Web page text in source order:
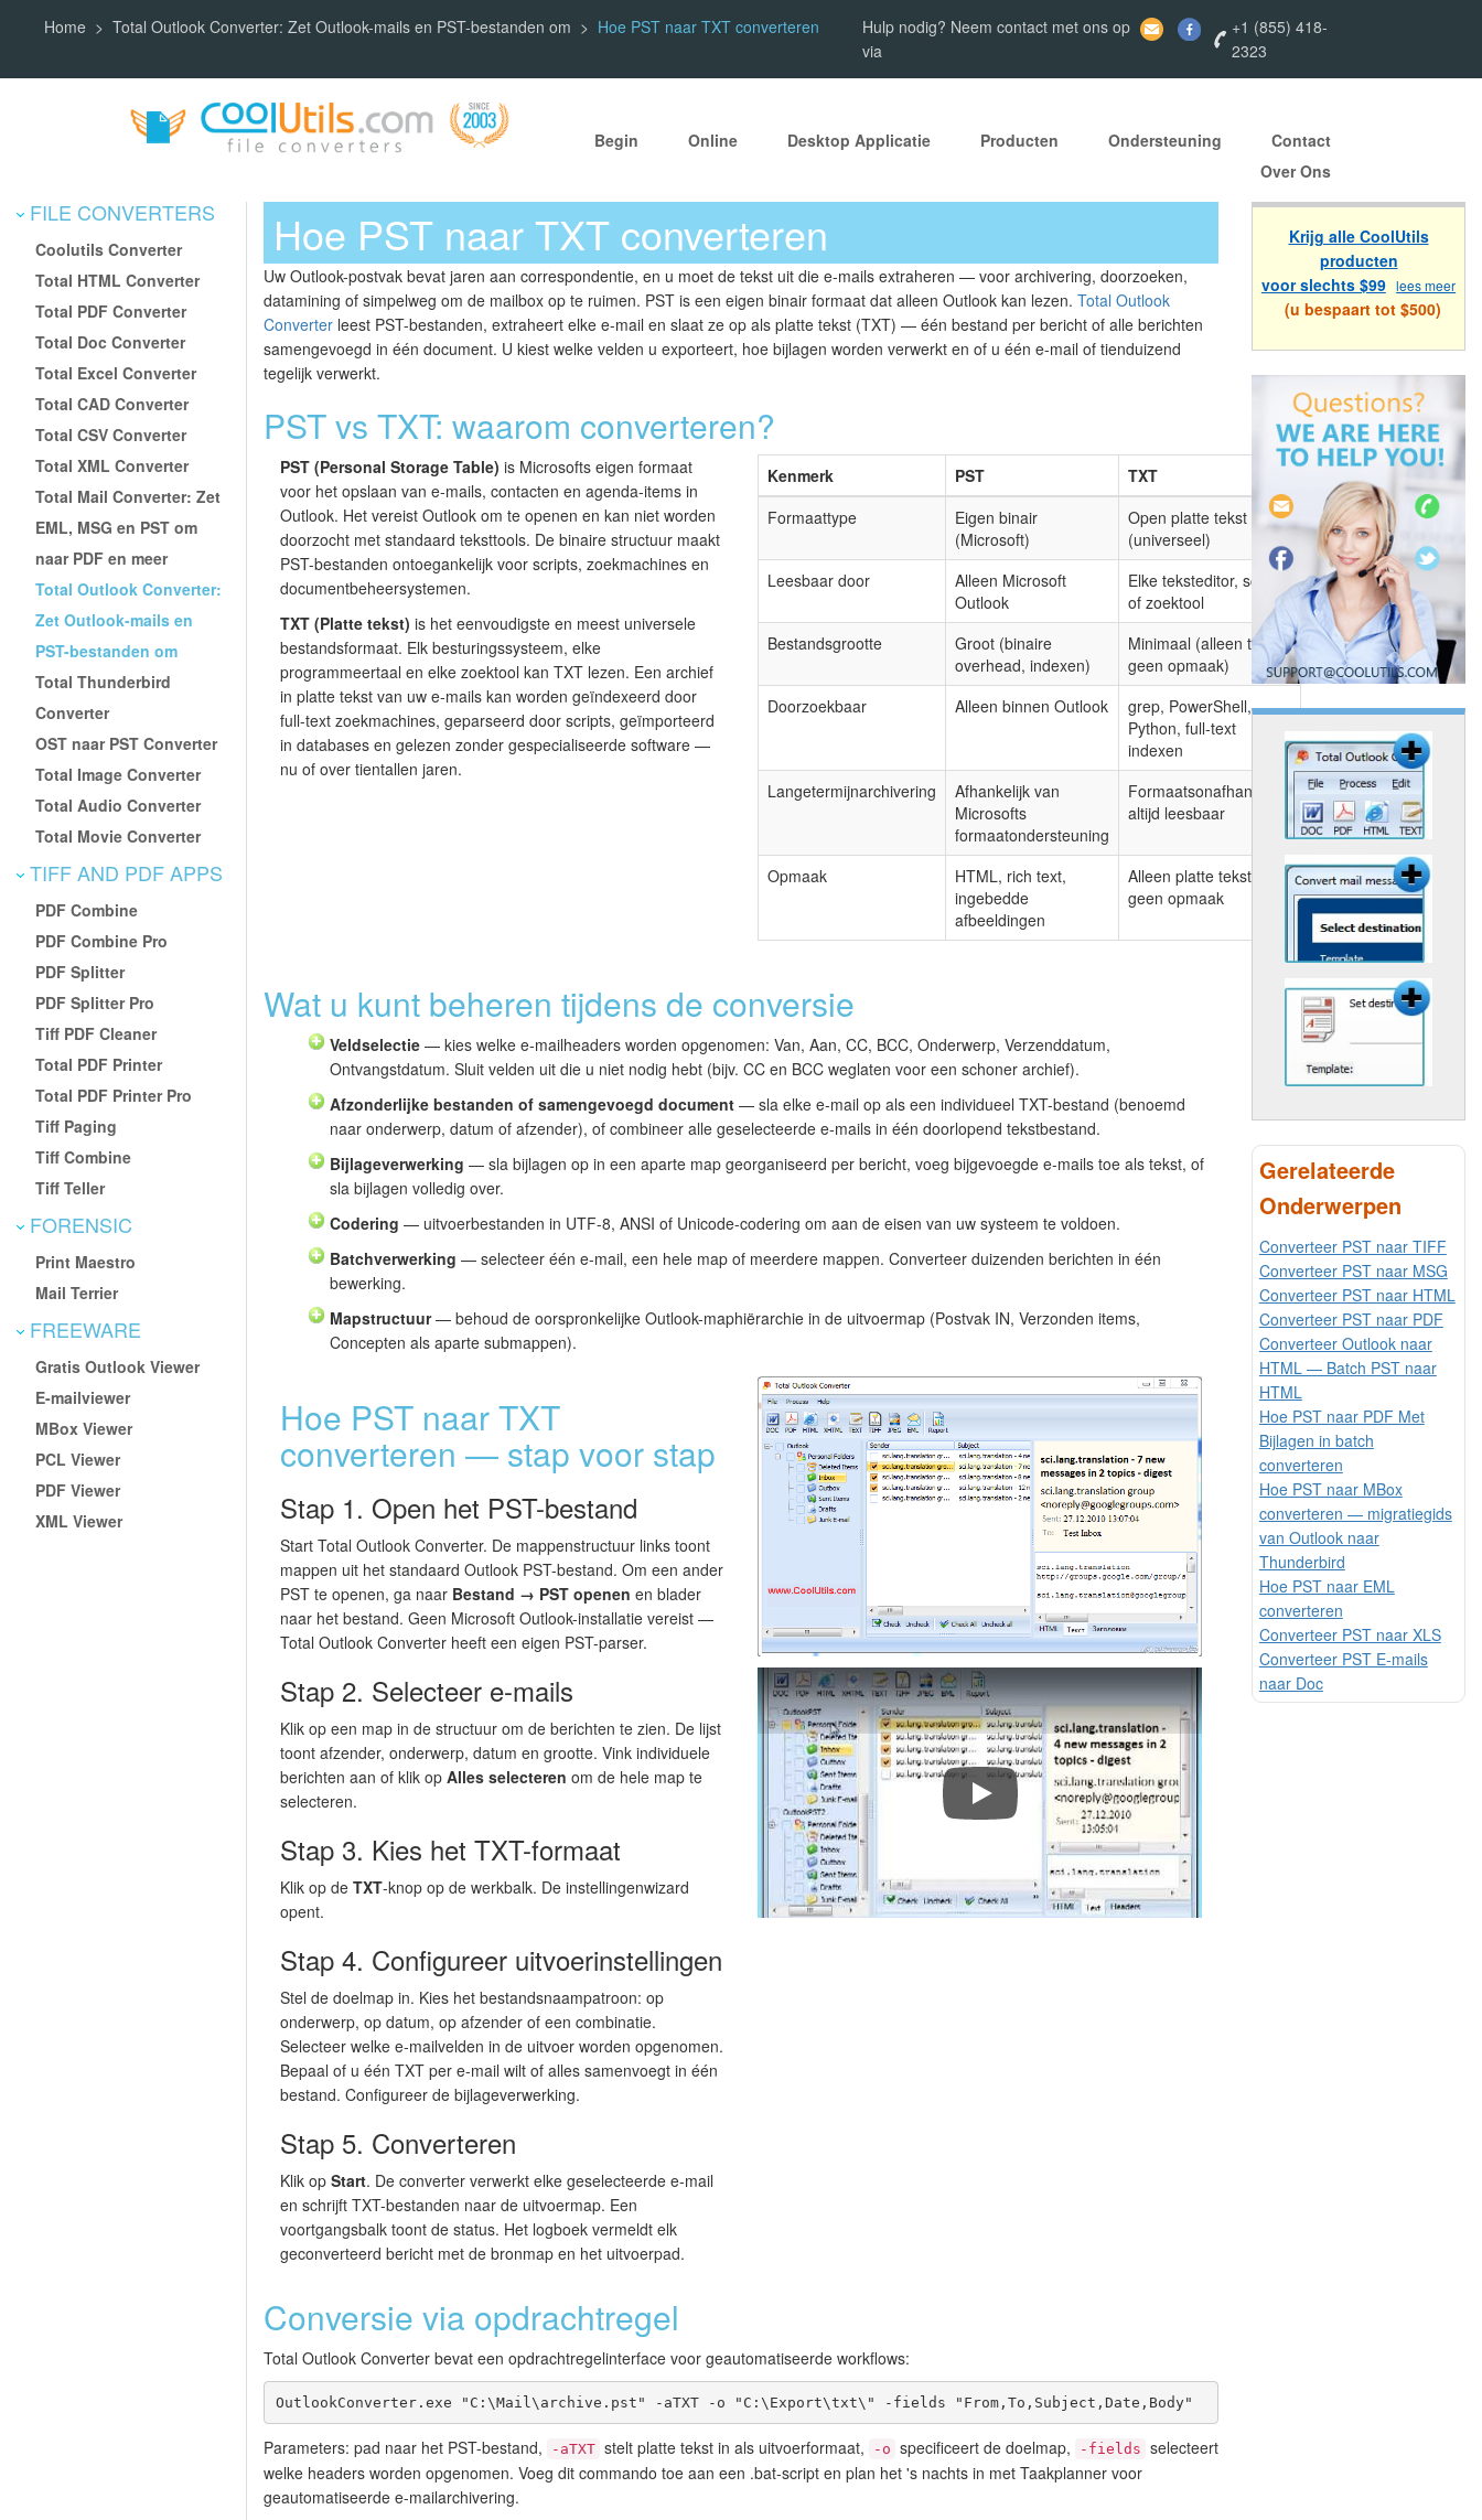
Home Total Outlook Converter: Zet Outlook-mails en PST-bestanden om Hoe PST naar TXT converteren
Hulp nodig? Neem contact met ons op
via
+1 (855) 418-
2323
Begin Online Desktop Applicatie Producten Ondersteuning
Contact
Over Ons
FILE CONVERTERS
Coolutils Converter
Total HTML Converter
Total PDF Converter
Total Doc Converter
Total Excel Converter
Total CAD Converter
Total CSV Converter
Total XML Converter
Total Mail Converter: Zet
EML, MSG en PST om
naar PDF en meer
Total Outlook Converter:
Zet Outlook-mails en
PST-bestanden om
Total Thunderbird
Converter
OST naar PST Converter
Total Image Converter
Total Audio Converter
Total Movie Converter
TIFF AND PDF APPS
PDF Combine
PDF Combine Pro
PDF Splitter
PDF Splitter Pro
Tiff PDF Cleaner
Total PDF Printer
Total PDF Printer Pro
Tiff Paging
Tiff Combine
Tiff Teller
FORENSIC
Print Maestro
Mail Terrier
FREEWARE
Gratis Outlook Viewer
E-mailviewer
MBox Viewer
PCL Viewer
PDF Viewer
XML Viewer
Hoe PST naar TXT converteren
Uw Outlook-postvak bevat jaren aan correspondentie, en u moet de tekst uit die e-mails extraheren — voor archivering, doorzoeken,
datamining of simpelweg om de mailbox op te ruimen. PST is een eigen binair formaat dat alleen Outlook kan lezen. Total Outlook
Converter leest PST-bestanden, extraheert elke e-mail en slaat ze op als platte tekst (TXT) — één bestand per bericht of alle berichten
samengevoegd in één document. U kiest welke velden u exporteert, hoe bijlagen worden verwerkt en of u één e-mail of tienduizend
tegelijk verwerkt.
PST vs TXT: waarom converteren?
PST (Personal Storage Table) is Microsofts eigen formaat
voor het opslaan van e-mails, contacten en agenda-items in
Outlook. Het vereist Outlook om te openen en kan niet worden
doorzocht met standaard teksttools. De binaire structuur maakt
PST-bestanden ontoegankelijk voor scripts, zoekmachines en
documentbeheersystemen.
TXT (Platte tekst) is het eenvoudigste en meest universele
bestandsformaat. Elk besturingssysteem, elke
programmeertaal en elke zoektool kan TXT lezen. Een archief
in platte tekst van uw e-mails kan worden geïndexeerd door
full-text zoekmachines, geparseerd door scripts, geïmporteerd
in databases en gelezen zonder gespecialiseerde software —
nu of over tientallen jaren.
Kenmerk PST
TXT
Formaattype
Eigen binair
(Microsoft)
Open platte tekst
(universeel)
Leesbaar door
Alleen Microsoft
Outlook
Elke teksteditor, script
of zoektool
Bestandsgrootte
Groot (binaire
overhead, indexen)
Minimaal (alleen tekst,
geen opmaak)
Doorzoekbaar
Alleen binnen Outlook
grep, PowerShell,
Python, full-text
indexen
Langetermijnarchivering
Afhankelijk van
Microsofts
formaatondersteuning
Formaatsonafhankelijk,
altijd leesbaar
Opmaak
HTML, rich text,
ingebedde
afbeeldingen
Alleen platte tekst,
geen opmaak
Wat u kunt beheren tijdens de conversie
Veldselectie — kies welke e-mailheaders worden opgenomen: Van, Aan, CC, BCC, Onderwerp, Verzenddatum,
Ontvangstdatum. Sluit velden uit die u niet nodig hebt (bijv. CC en BCC weglaten voor een schoner archief).
Afzonderlijke bestanden of samengevoegd document — sla elke e-mail op als een individueel TXT-bestand (benoemd
naar onderwerp, datum of afzender), of combineer alle geselecteerde e-mails in één doorlopend tekstbestand.
Bijlageverwerking — sla bijlagen op in een aparte map georganiseerd per bericht, voeg bijgevoegde e-mails toe als tekst, of
sla bijlagen volledig over.
Codering — uitvoerbestanden in UTF-8, ANSI of Unicode-codering om aan de eisen van uw systeem te voldoen.
Batchverwerking — selecteer één e-mail, een hele map of meerdere mappen. Converteer duizenden berichten in één
bewerking.
Mapstructuur— behoud de oorspronkelijke Outlook-maphiërarchie in de uitvoermap (Postvak IN, Verzonden items,
Concepten als aparte submappen).
Hoe PST naar TXT
converteren — stap voor stap
Stap 1. Open het PST-bestand
Start Total Outlook Converter. De mappenstructuur links toont
mappen uit het standaard Outlook PST-bestand. Om een ander
PST te openen, ga naar Bestand → PST openen en blader
naar het bestand. Geen Microsoft Outlook-installatie vereist —
Total Outlook Converter heeft een eigen PST-parser.
Stap 2. Selecteer e-mails
Klik op een map in de structuur om de berichten te zien. De lijst
toont afzender, onderwerp, datum en grootte. Vink individuele
berichten aan of klik op Alles selecteren om de hele map te
selecteren.
Stap 3. Kies het TXT-formaat
Klik op de TXT-knop op de werkbalk. De instellingenwizard
opent.
Stap 4. Configureer uitvoerinstellingen
Stel de doelmap in. Kies het bestandsnaampatroon: op
onderwerp, op datum, op afzender of een combinatie.
Selecteer welke e-mailvelden in de uitvoer worden opgenomen.
Bepaal of u één TXT per e-mail wilt of alles samenvoegt in één
bestand. Configureer de bijlageverwerking.
Stap 5. Converteren
Klik op Start. De converter verwerkt elke geselecteerde e-mail
en schrijft TXT-bestanden naar de uitvoermap. Een
voortgangsbalk toont de status. Het logboek vermeldt elk
geconverteerd bericht met de bronmap en het uitvoerpad.
Converteer Outlook-e-mails met Total Outlook Converter
Conversie via opdrachtregel
Total Outlook Converter bevat een opdrachtregelinterface voor geautomatiseerde workflows:
OutlookConverter.exe "C:\Mail\archive.pst" -aTXT -o "C:\Export\txt\" -fields "From,To,Subject,Date,Body"
Parameters: pad naar het PST-bestand, -aTXT stelt platte tekst in als uitvoerformaat, -o specificeert de doelmap, -fields selecteert
welke headers worden opgenomen. Voeg dit commando toe aan een .bat-script en plan het 's nachts in met Taakplanner voor
geautomatiseerde e-mailarchivering.
Krijg alle CoolUtils
producten
voor slechts $99 lees meer
(u bespaart tot $500)
Gerelateerde
Onderwerpen
Converteer PST naar TIFF
Converteer PST naar MSG
Converteer PST naar HTML
Converteer PST naar PDF
Converteer Outlook naar
HTML — Batch PST naar
HTML
Hoe PST naar PDF Met
Bijlagen in batch
converteren
Hoe PST naar MBox
converteren — migratiegids
van Outlook naar
Thunderbird
Hoe PST naar EML
converteren
Converteer PST naar XLS
Converteer PST E-mails
naar Doc